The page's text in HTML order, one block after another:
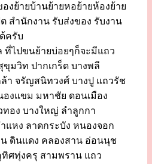
ย้ายบ้านย้ายหอย้ายห้องย้าย
สำนักงาน รับส่งของ รับงาน
ครับ
ไปขนย้ายบ่อยๆก็จะมีแถว
มวิท ปากเกร็ด บางพลี
า จรัญสนิทวงศ์ บางปู แถวรัช
องแขม มหาชัย ดอนเมือง
ทอง บางใหญ่ ลำลูกกา
แหง ลาดกระบัง หนองจอก
ดินแดง คลองสาน อ่อนนุช
ศทุ่งครุ สามพราน แถว